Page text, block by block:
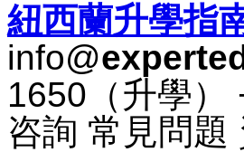
紐​西​蘭​升​學​指
info@
1650​（​升​學​）
咨​詢 常​見​問題